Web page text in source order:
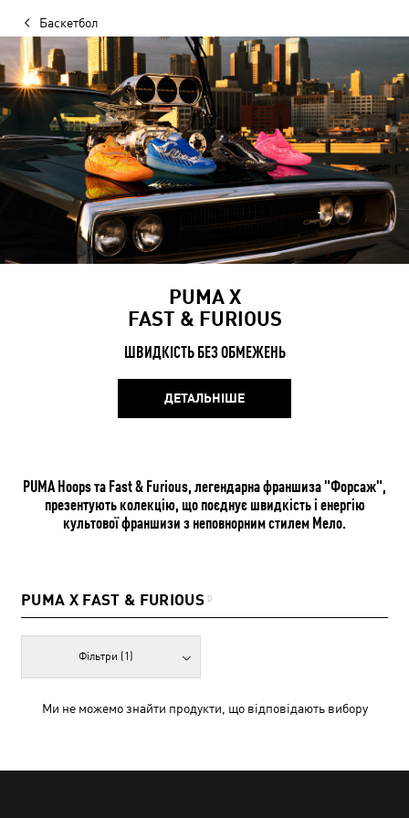
Баскетбол
PUMA X
FAST & FURIOUS
ШВИДКІСТЬ БЕЗ ОБМЕЖЕНЬ
ДЕТАЛЬНІШЕ
PUMA Hoops та Fast & Furious, легендарна франшиза "Форсаж",
презентують колекцію, що поєднує швидкість і енергію
культової франшизи з неповнорним стилем Мело.
PUMA X FAST & FURIOUS 0
Фільтри (1)
Ми не можемо знайти продукти, що відповідають вибору